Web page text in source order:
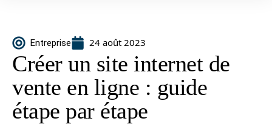
Entreprise 24 août 2023
Créer un site internet de
vente en ligne : guide
étape par étape